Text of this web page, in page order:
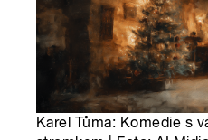
Karel Tůma: Komedie s